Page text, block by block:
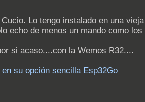
Lo tengo instalado en una
echo de menos un mando como
si acaso....con la Wemos R32....
su opción sencilla Esp32Go